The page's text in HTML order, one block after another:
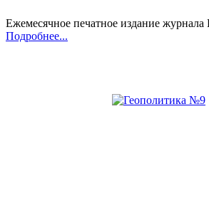
Ежемесячное печатное издание
Подробнее...